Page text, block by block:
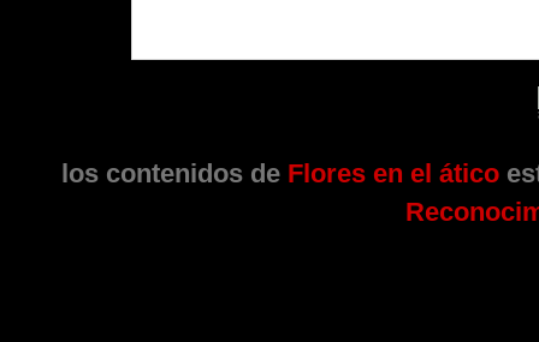
los contenidos de Flores en el ático